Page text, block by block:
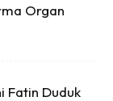
Organ
Fatin Duduk